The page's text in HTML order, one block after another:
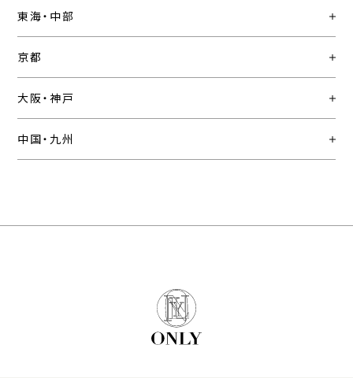
東海・中部
京都
大阪・神戸
中国・九州